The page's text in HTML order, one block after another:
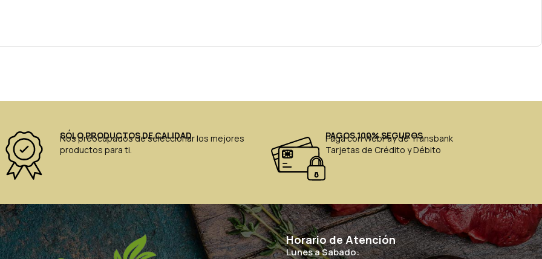
SÓLO PRODUCTOS DE CALIDAD
Nos preocupados de seleccionar los mejores
productos para ti.
PAGOS 100% SEGUROS
Paga con WebPay de Transbank
Tarjetas de Crédito y Débito
Horario de Atención
Lunes a Sabado: